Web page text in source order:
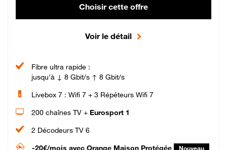
Choisir cette offre
Voir le détail
Fibre ultra rapide :
jusqu'à ↓ 8 Gbit/s ↑ 8 Gbit/s
Livebox 7 : Wifi 7 + 3 Répéteurs Wifi 7
200 chaînes TV + Eurosport 1
2 Décodeurs TV 6
-20€/mois avec Orange Maison Protégée Nouveau